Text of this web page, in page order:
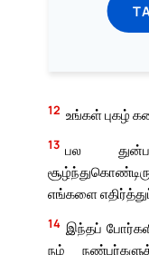
12 உங்கள் புகழ்
13 பல
எங்களை
14 இந்தப்
நம்